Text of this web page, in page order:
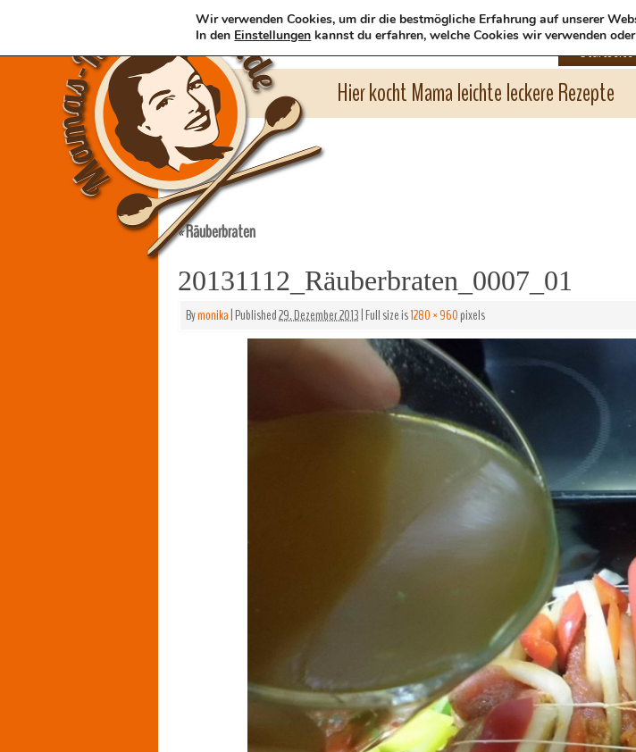
Hier kocht Mama leichte leckere Rezepte
Startseite
«Räuberbraten
20131112_Räuberbraten_0007_01
Bymonika|Published29. Dezember 2013|Full size is1280 × 960pixels
Wir verwenden Cookies, um dir die bestmögliche Erfahrung auf unserer
In den Einstellungen kannst du erfahren, welche Cookies wir verwenden